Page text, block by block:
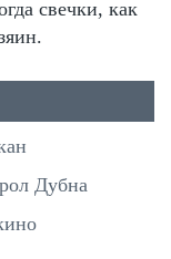
свечки, как
Дубна